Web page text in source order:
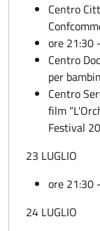
Centro
ore 21:30
Centro
per
Centro
film
Festival
23 LUGLIO
ore 21:30
24 LUGLIO